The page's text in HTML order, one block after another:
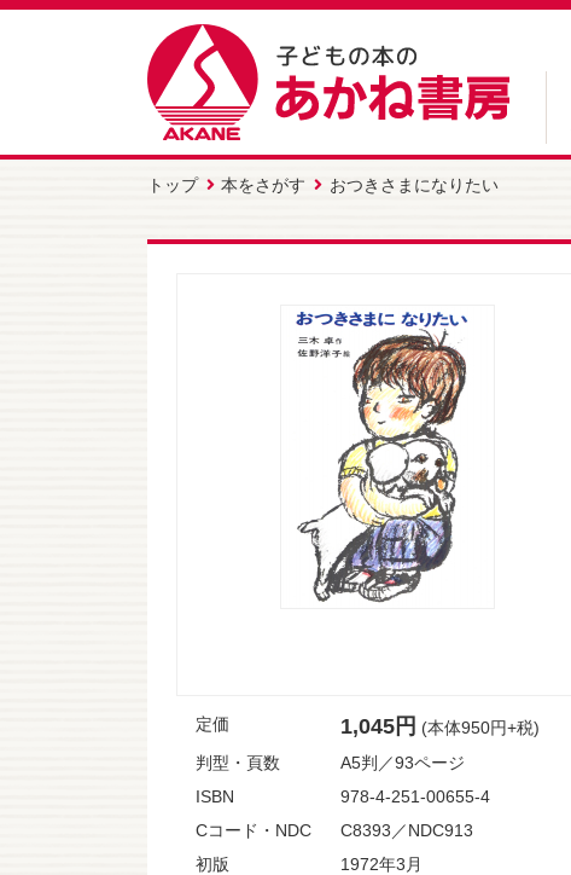
トップ 本をさがす おつきさまになりたい
定価 1,045円 (本体950円+税)
判型・頁数
A5判／93ページ
ISBN
978-4-251-00655-4
Cコード・NDC
C8393／NDC913
初版
1972年3月